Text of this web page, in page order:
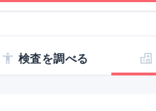
検査を調べる